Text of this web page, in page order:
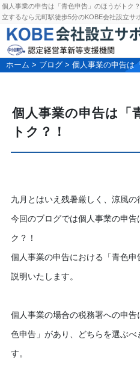
個人事業の申告は「青色申告」のほうがトク
立するなら元町駅徒歩5分のKOBE会社設立サ
ホーム > ブログ > 個人事業の申告は
個人事業の申告は「
トク？！
九月とはいえ残暑厳しく、涼風の
今回のブログでは個人事業の申告
ク？！
個人事業の申告における「青色
説明いたします。
個人事業の場合の税務署への申
色申告」があり、どちらを選ぶ
す。